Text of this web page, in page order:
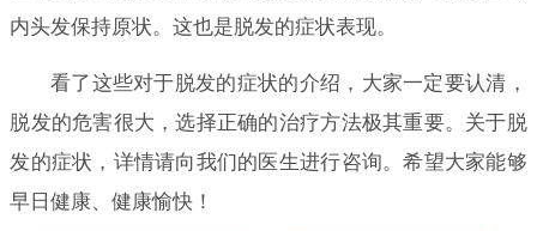
内头发保持原状。这也是脱发的症状表现。
看了这些对于脱发的症状的介绍，大家一定要认清，
脱发的危害很大，选择正确的治疗方法极其重要。关于脱
发的症状，详情请向我们的医生进行咨询。希望大家能够
早日健康、健康愉快！